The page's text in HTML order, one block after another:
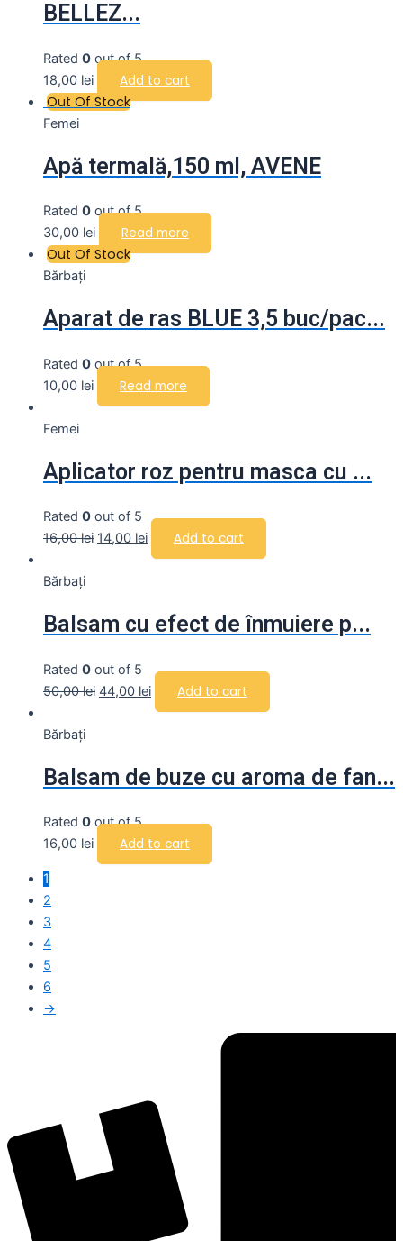
BELLEZ...
Rated 0 out of 5
18,00 lei Add to cart
Out Of Stock
Femei
Apă termală,150 ml, AVENE
Rated 0 out of 5
30,00 lei Read more
Out Of Stock
Bărbați
Aparat de ras BLUE 3,5 buc/pac...
Rated 0 out of 5
10,00 lei Read more
Femei
Aplicator roz pentru masca cu ...
Rated 0 out of 5
16,00lei 14,00 lei Add to cart
Bărbați
Balsam cu efect de înmuiere p...
Rated 0 out of 5
50,00lei 44,00 lei Add to cart
Bărbați
Balsam de buze cu aroma de fan...
Rated 0 out of 5
16,00 lei Add to cart
1
2
3
4
5
6
→